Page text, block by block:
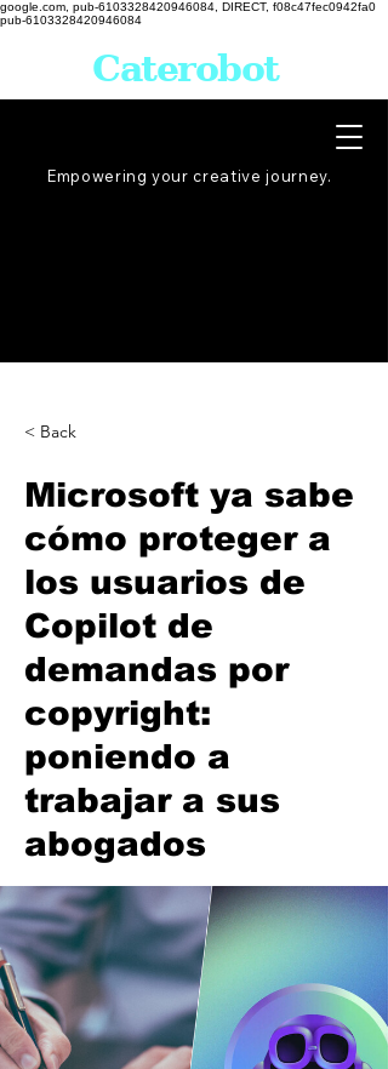
google.com, pub-6103328420946084, DIRECT, f08c47fec0942fa0
pub-6103328420946084
Empowering your creative journey.
Caterobot
< Back
Microsoft ya sabe
cómo proteger a
los usuarios de
Copilot de
demandas por
copyright:
poniendo a
trabajar a sus
abogados